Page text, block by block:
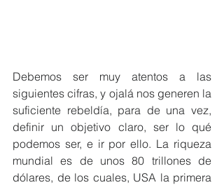
Debemos ser muy atentos a las
siguientes cifras, y ojalá nos generen la
suficiente rebeldía, para de una vez,
definir un objetivo claro, ser lo qué
podemos ser, e ir por ello. La riqueza
mundial es de unos 80 trillones de
dólares, de los cuales, USA la primera